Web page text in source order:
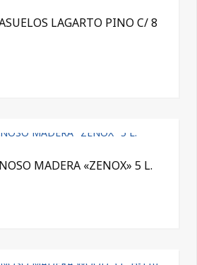
LAGARTO PINO C/ 8
MADERA «ZENOX» 5 L.